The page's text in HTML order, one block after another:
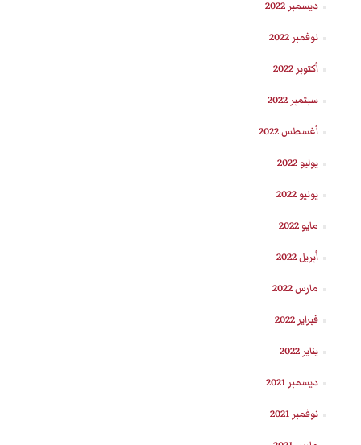
ديسمبر 2022
نوفمبر 2022
أكتوبر 2022
سبتمبر 2022
أغسطس 2022
يوليو 2022
يونيو 2022
مايو 2022
أبريل 2022
مارس 2022
فبراير 2022
يناير 2022
ديسمبر 2021
نوفمبر 2021